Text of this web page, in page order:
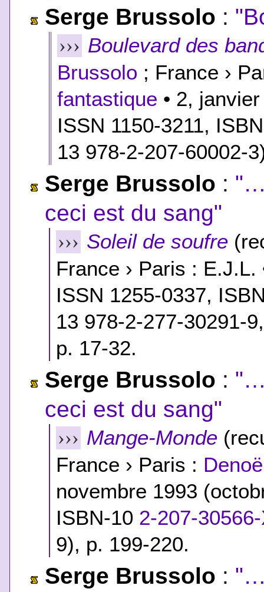
Serge Brussolo :
››› Boulevard des
Brussolo ; France ›
fantastique • 2,
ISSN 1150-3211,
13 978-2-207-60002-3
Serge Brussolo :
ceci est du sang"
››› Soleil de soufre
France › Paris : E.J.L.
ISSN 1255-0337,
13 978-2-277-30291-9
p. 17-32.
Serge Brussolo :
ceci est du sang"
››› Mange-Monde
France › Paris :
novembre 1993
ISBN-10 2-207-
9), p. 199-220.
Serge Brussolo :